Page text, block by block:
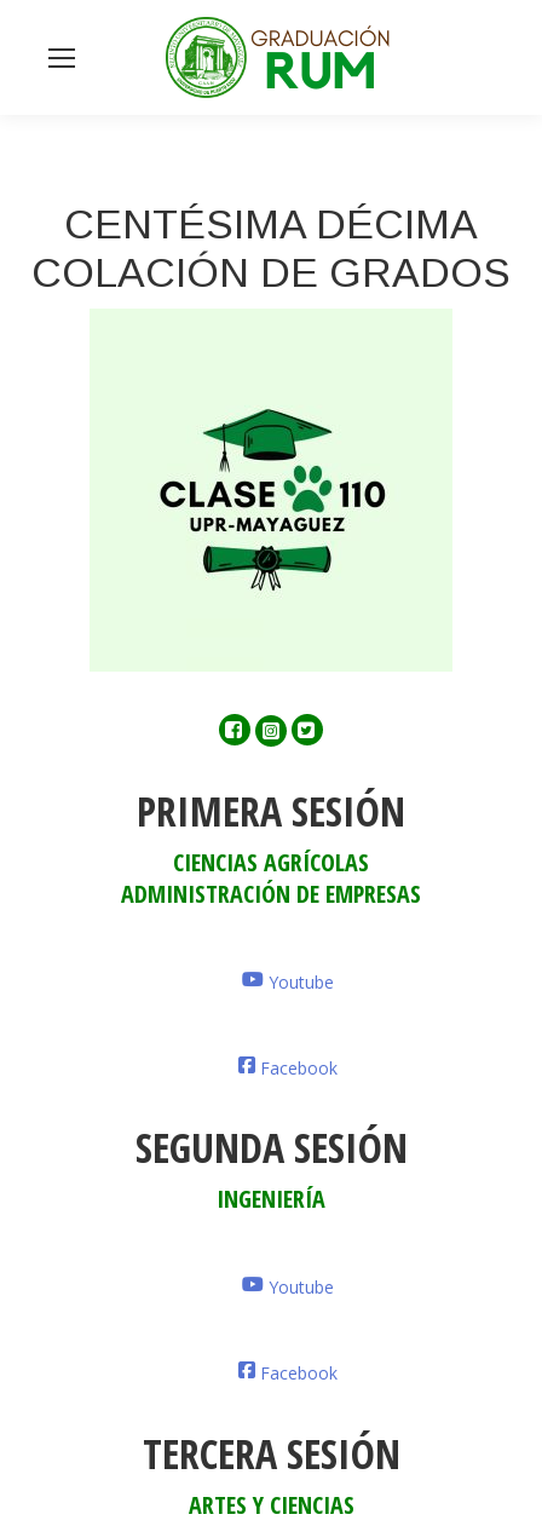
CENTÉSIMA DÉCIMA
COLACIÓN DE GRADOS
Facebook
Instagram
Twitter
PRIMERA SESIÓN
CIENCIAS AGRÍCOLAS
ADMINISTRACIÓN DE EMPRESAS
Youtube
Facebook
SEGUNDA SESIÓN
INGENIERÍA
Youtube
Facebook
TERCERA SESIÓN
ARTES Y CIENCIAS